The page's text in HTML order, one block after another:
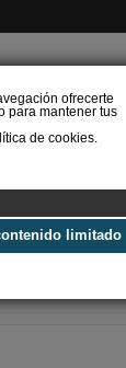
ofrecerte
para mantener tus
de cookies.
limitado
en
qué le va
ley a tu